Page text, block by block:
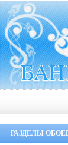
РАЗДЕЛЫ